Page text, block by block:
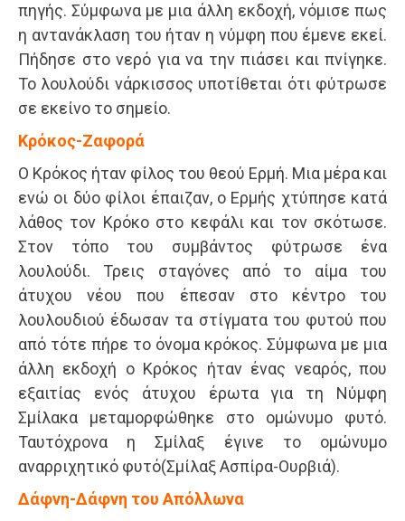
πηγής. Σύμφωνα με μια άλλη εκδοχή, νόμισε πως
η αντανάκλαση του ήταν η νύμφη που έμενε εκεί.
Πήδησε στο νερό για να την πιάσει και πνίγηκε.
Το λουλούδι νάρκισσος υποτίθεται ότι φύτρωσε
σε εκείνο το σημείο.
Κρόκος-Ζαφορά
Ο Κρόκος ήταν φίλος του θεού Ερμή. Μια μέρα και
ενώ οι δύο φίλοι έπαιζαν, ο Ερμής χτύπησε κατά
λάθος τον Κρόκο στο κεφάλι και τον σκότωσε.
Στον τόπο του συμβάντος φύτρωσε ένα
λουλούδι. Τρεις σταγόνες από το αίμα του
άτυχου νέου που έπεσαν στο κέντρο του
λουλουδιού έδωσαν τα στίγματα του φυτού που
από τότε πήρε το όνομα κρόκος. Σύμφωνα με μια
άλλη εκδοχή ο Κρόκος ήταν ένας νεαρός, που
εξαιτίας ενός άτυχου έρωτα για τη Νύμφη
Σμίλακα μεταμορφώθηκε στο ομώνυμο φυτό.
Ταυτόχρονα η Σμίλαξ έγινε το ομώνυμο
αναρριχητικό φυτό(Σμίλαξ Ασπίρα-Ουρβιά).
Δάφνη-Δάφνη του Απόλλωνα